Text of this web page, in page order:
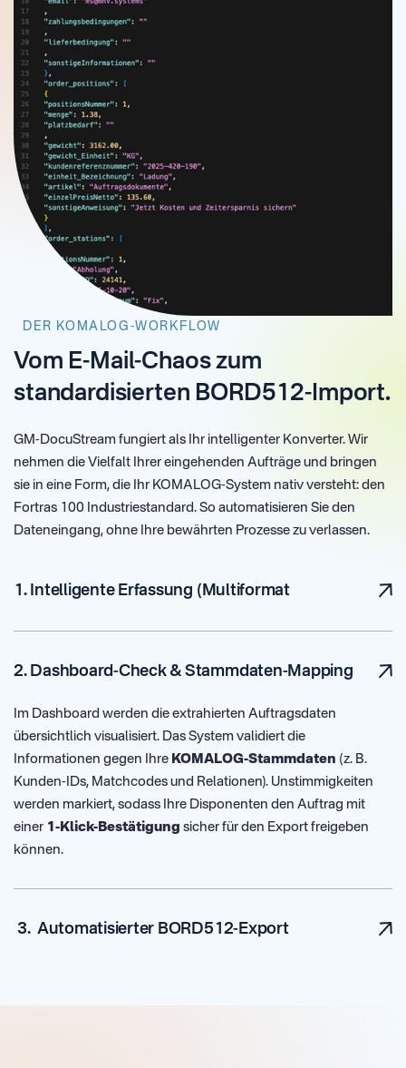
DER KOMALOG-WORKFLOW
Vom E-Mail-Chaos zum
standardisierten BORD512-Import.
GM-DocuStream fungiert als Ihr intelligenter Konverter. Wir
nehmen die Vielfalt Ihrer eingehenden Aufträge und bringen
sie in eine Form, die Ihr KOMALOG-System nativ versteht: den
Fortras 100 Industriestandard. So automatisieren Sie den
Dateneingang, ohne Ihre bewährten Prozesse zu verlassen.
1. Intelligente Erfassung (Multiformat
relevanten Informationen – egal ob sie im
BORD512-Formatsnormiert.
2. Dashboard-Check & Stammdaten-Mapping
Im Dashboard werden die extrahierten Auftragsdaten
übersichtlich visualisiert. Das System validiert die
Informationen gegen Ihre KOMALOG-Stammdaten (z. B.
Kunden-IDs, Matchcodes und Relationen). Unstimmigkeiten
werden markiert, sodass Ihre Disponenten den Auftrag mit
einer 1-Klick-Bestätigung sicher für den Export freigeben
können.
3. Automatisierter BORD512-Export
SFTP oder Dateidrop an KOMALOG übergeben. Ihr TMS
Abtippen und mit höchster Datenqualität.